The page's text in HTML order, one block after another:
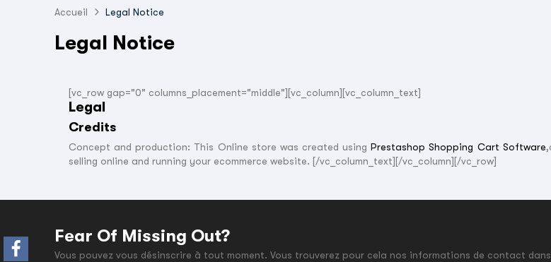
Accueil Legal Notice
Legal Notice
[vc_row gap="0" columns_placement="middle"][vc_column][vc_column_text]
Legal
Credits
Concept and production: This Online store was created usingPrestashop Shopping Cart Software
selling online and running your ecommerce website. [/vc_column_text][/vc_column][/vc_row]
Fear Of Missing Out?
Vous pouvez vous désinscrire à tout moment. Vous trouverez pour cela nos informations de contact